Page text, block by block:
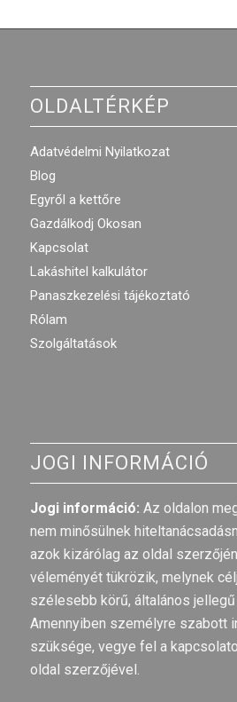
OLDALTÉRKÉP
Adatvédelmi Nyilatkozat
Blog
Egyről a kettőre
Gazdálkodj Okosan
Kapcsolat
Lakáshitel kalkulátor
Panaszkezelési tájékoztató
Rólam
Szolgáltatások
JOGI INFORMÁCIÓ
Jogi információ: Az oldalon
nem minősülnek
azok kizárólag az oldal
véleményét tükrözik, melynek
szélesebb körű, általános
Amennyiben személyre szabott
szüksége, vegye fel a
oldal szerzőjével.